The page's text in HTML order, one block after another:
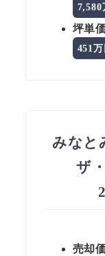
7,580
坪単
451万
みなと
ザ
売却